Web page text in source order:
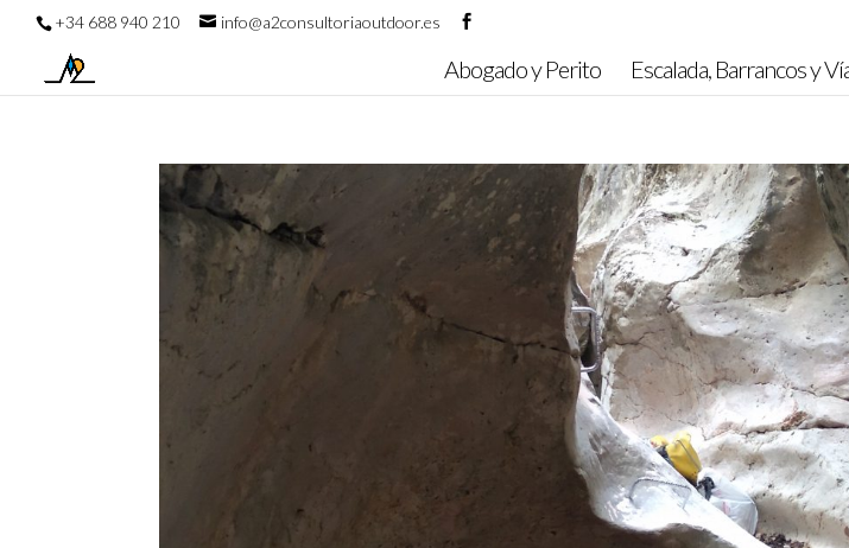
+34 688 940 210 info@a2consultoriaoutdoor.es
Abogado y Perito Escalada, Barrancos y